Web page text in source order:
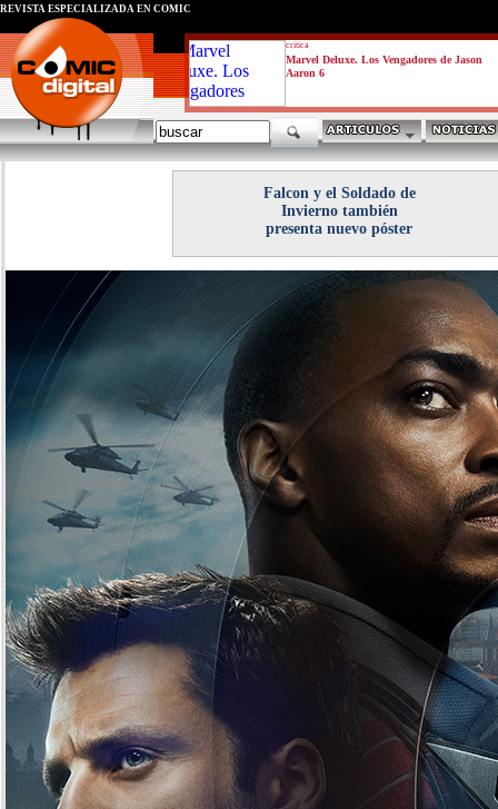
critica
Marvel Deluxe. Los Vengadores de Jason
Aaron 6
REVISTA ESPECIALIZADA EN CÓMIC
Falcon y el Soldado de
Invierno también
presenta nuevo póster